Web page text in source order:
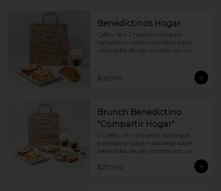
Benedictinos Hogar
Café o Té + 2 huevos pochados
bañados en salsa holandesa sobre
rebanadas de pan brioche con un
$16.990
Brunch Benedictino
"Compartir Hogar"
2 Cafés o Té + 2 huevos pochados
bañados en salsa holandesa sobre
rebanadas de pan brioche con un
ingrediente de tu elección + Tostadas
francesas + Croissant de tu elección
$29.990